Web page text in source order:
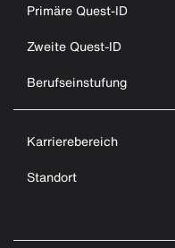
Primäre Quest-ID
Zweite Quest-ID
Berufseinstufung
Karrierebereich
Standort